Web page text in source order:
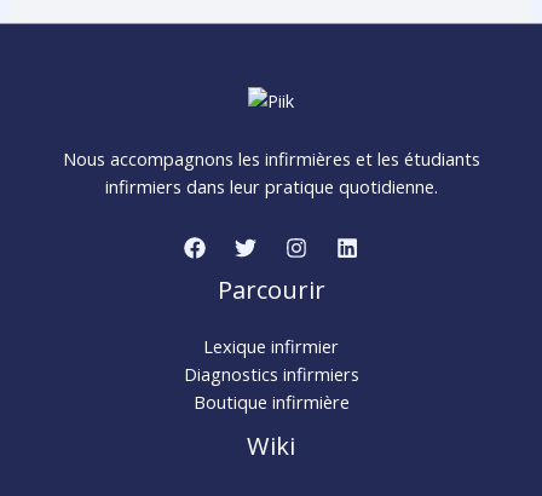
Nous accompagnons les infirmières et les étudiants
infirmiers dans leur pratique quotidienne.
Parcourir
Lexique infirmier
Diagnostics infirmiers
Boutique infirmière
Wiki